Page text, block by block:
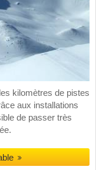
kilomètres de pistes
aux installations
de passer très